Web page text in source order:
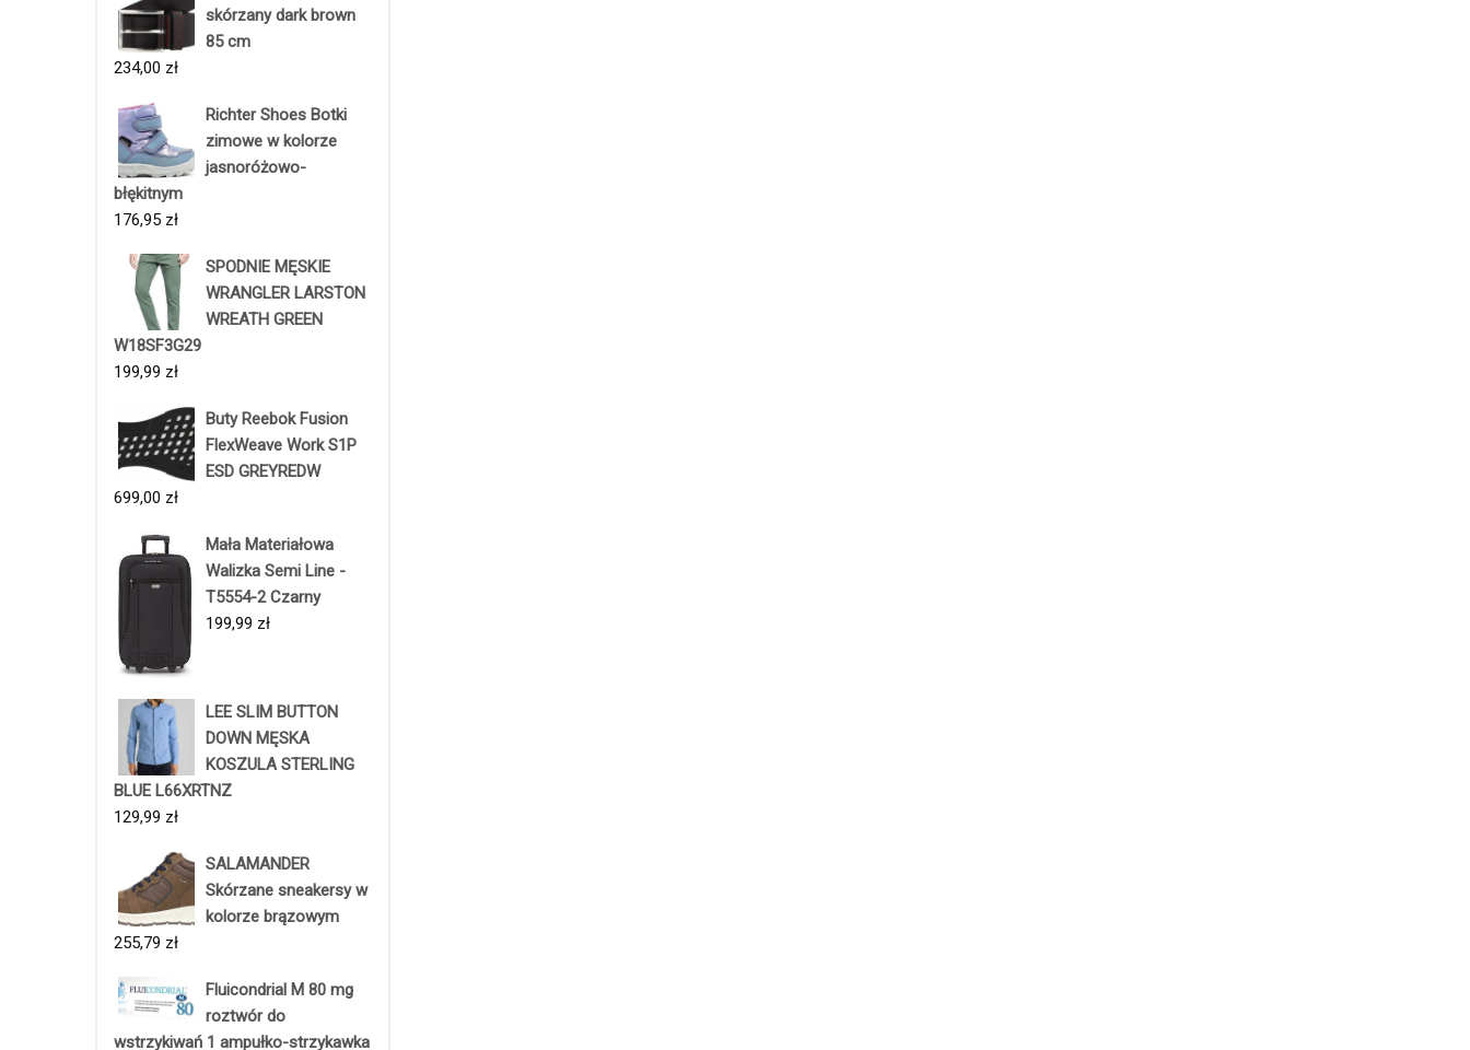
skórzany dark brown
85 cm
234,00 zł
Richter Shoes Botki
zimowe w kolorze
jasnoróżowo-
błękitnym
176,95 zł
SPODNIE MĘSKIE
WRANGLER LARSTON
WREATH GREEN
W18SF3G29
199,99 zł
Buty Reebok Fusion
FlexWeave Work S1P
ESD GREYREDW
699,00 zł
Mała Materiałowa
Walizka Semi Line -
T5554-2 Czarny
199,99 zł
LEE SLIM BUTTON
DOWN MĘSKA
KOSZULA STERLING
BLUE L66XRTNZ
129,99 zł
SALAMANDER
Skórzane sneakersy w
kolorze brązowym
255,79 zł
Fluicondrial M 80 mg
roztwór do
wstrzykiwań 1 ampułko-strzykawka